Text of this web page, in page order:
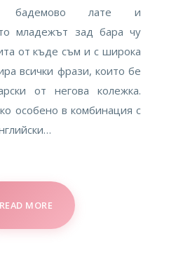
бадемово лате и
младежът зад бара чу
от къде съм и с широка
всички фрази, които бе
от негова колежка.
особено в комбинация с
READ MORE